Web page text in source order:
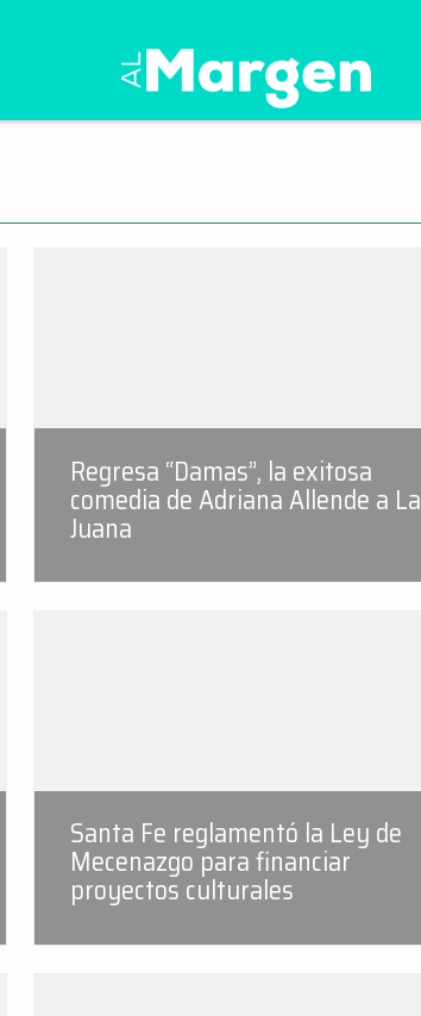
Al Margen Web
Regresa “Damas”, la exitosa
comedia de Adriana Allende a La
Juana
Santa Fe reglamentó la Ley de
Mecenazgo para financiar
proyectos culturales